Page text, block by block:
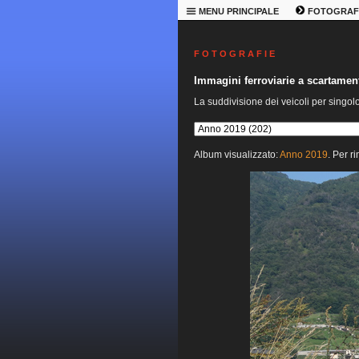
MENU PRINCIPALE
F O T O G R A F I E
Immagini ferroviarie a
La suddivisione dei veicoli per
Album visualizzato:Anno 2019. Per